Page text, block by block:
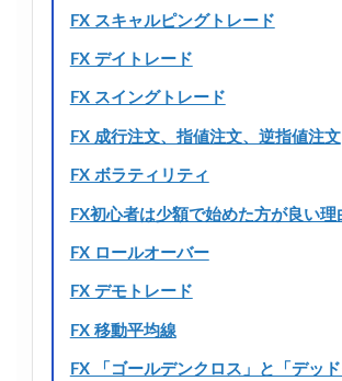
FX スキャルピングトレード
FX デイトレード
FX スイングトレード
FX 成行注文、指値注文、逆指値注文
FX ボラティリティ
FX初心者は少額で始めた方が良い理
FX ロールオーバー
FX デモトレード
FX 移動平均線
FX 「ゴールデンクロス」と「デッド